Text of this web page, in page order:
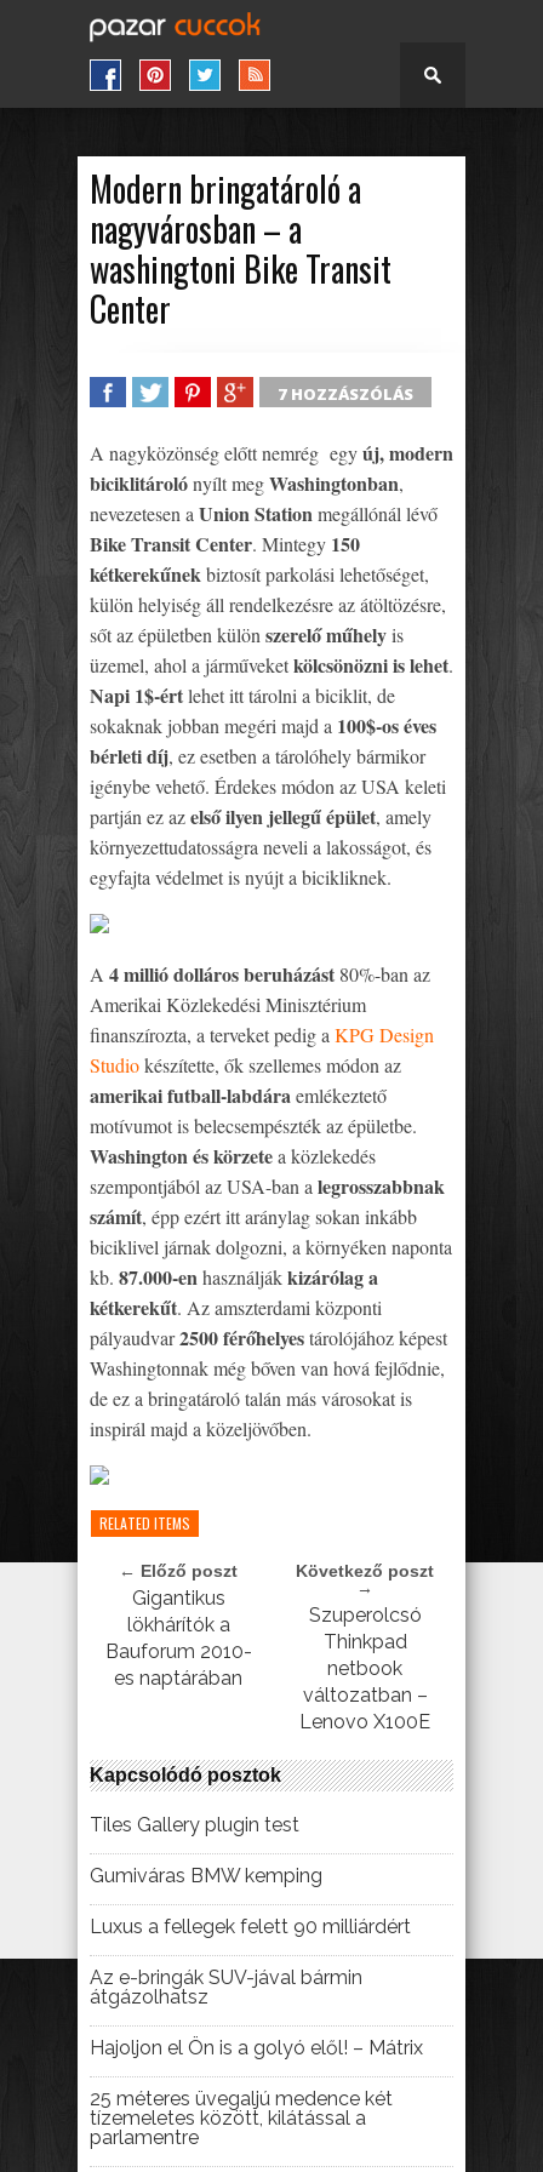
Modern bringatároló a
nagyvárosban – a
washingtoni Bike Transit
Center
7 HOZZÁSZÓLÁS
A nagyközönség előtt nemrég egyúj, modern
biciklitárolónyílt megWashingtonban,
nevezetesen a Union Stationmegállónál lévő
Bike Transit Center. Mintegy 150
kétkerekűnekbiztosít parkolási lehetőséget,
külön helyiség áll rendelkezésre az átöltözésre,
sőt az épületben külön szerelő műhelyis
üzemel, ahol a járműveketkölcsönözni is lehet.
Napi 1$-értlehet itt tárolni a biciklit, de
sokaknak jobban megéri majd a 100$-os éves
bérleti díj, ez esetben a tárolóhely bármikor
igénybe vehető. Érdekes módon az USA keleti
partján ez azelső ilyen jellegű épület, amely
környezettudatosságra neveli a lakosságot, és
egyfajta védelmet is nyújt a bicikliknek.
A 4 millió dolláros beruházást 80%-ban az
Amerikai Közlekedési Minisztérium
finanszírozta, a terveket pedig a KPG Design
Studiokészítette, ők szellemes módon az
amerikai futball-labdáraemlékeztető
motívumot is belecsempészték az épületbe.
Washington és körzetea közlekedés
szempontjából az USA-ban a legrosszabbnak
számít, épp ezért itt aránylag sokan inkább
biciklivel járnak dolgozni, a környéken naponta
kb. 87.000-enhasználjákkizárólag a
kétkerekűt. Az amszterdami központi
pályaudvar2500 férőhelyestárolójához képest
Washingtonnak még bőven van hová fejlődnie,
de ez a bringatároló talán más városokat is
inspirál majd a közeljövőben.
RELATED ITEMS
← Előző poszt
Gigantikus
lökhárítók a
Bauforum 2010-
es naptárában
Következő poszt
→
Szuperolcsó
Thinkpad
netbook
változatban –
Lenovo X100E
Kapcsolódó posztok
Tiles Gallery plugin test
Gumiváras BMW kemping
Luxus a fellegek felett 90 milliárdért
Az e-bringák SUV-jával bármin
átgázolhatsz
Hajoljon el Ön is a golyó elől! – Mátrix
25 méteres üvegaljú medence két
tízemeletes között, kilátással a
parlamentre